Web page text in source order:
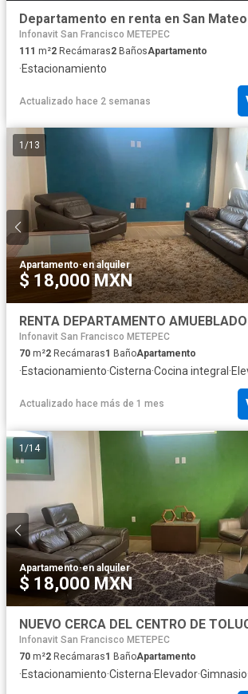
Departamento en renta en San
Infonavit San Francisco METEPEC
111 m²2 Recámaras2 BañosApartamento
·Estacionamiento
Actualizado hace 2 semanas
1 /13
Apartamento·en alquiler
$ 18,000 MXN
Infonavit San Francisco METEPEC
70 m²2 Recámaras1 BañoApartamento
·Estacionamiento·Cisterna·Cocina integral ·
Actualizado hace más de 1 mes
1 /14
Apartamento·en alquiler
$ 18,000 MXN
Infonavit San Francisco METEPEC
70 m²2 Recámaras1 BañoApartamento
·Estacionamiento·Cisterna·Elevador·Gimnasio